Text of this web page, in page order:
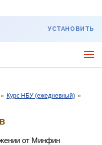
УСТАНОВИТЬ
» Курс НБУ (ежедневный) »
от Минфин